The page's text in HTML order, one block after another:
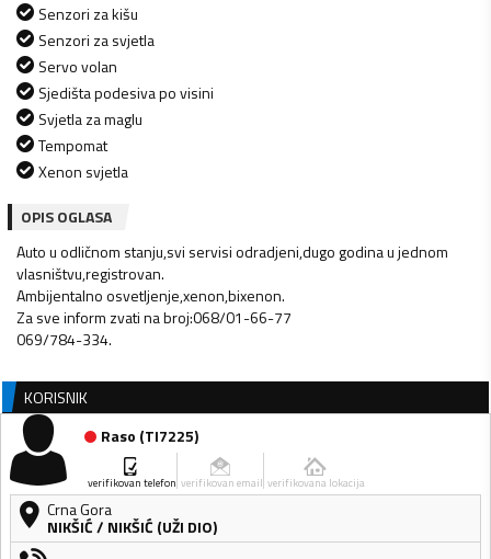
Senzori za kišu
Senzori za svjetla
Servo volan
Sjedišta podesiva po visini
Svjetla za maglu
Tempomat
Xenon svjetla
OPIS OGLASA
Auto u odličnom stanju,svi servisi odradjeni,dugo godina u jednom
vlasništvu,registrovan.
Ambijentalno osvetljenje,xenon,bixenon.
Za sve inform zvati na broj:068/01-66-77
KORISNIK
Raso (TI7225)
verifikovan telefon verifikovan email verifikovana lokacija
Crna Gora
NIKŠIĆ/ NIKŠIĆ (UŽI DIO)